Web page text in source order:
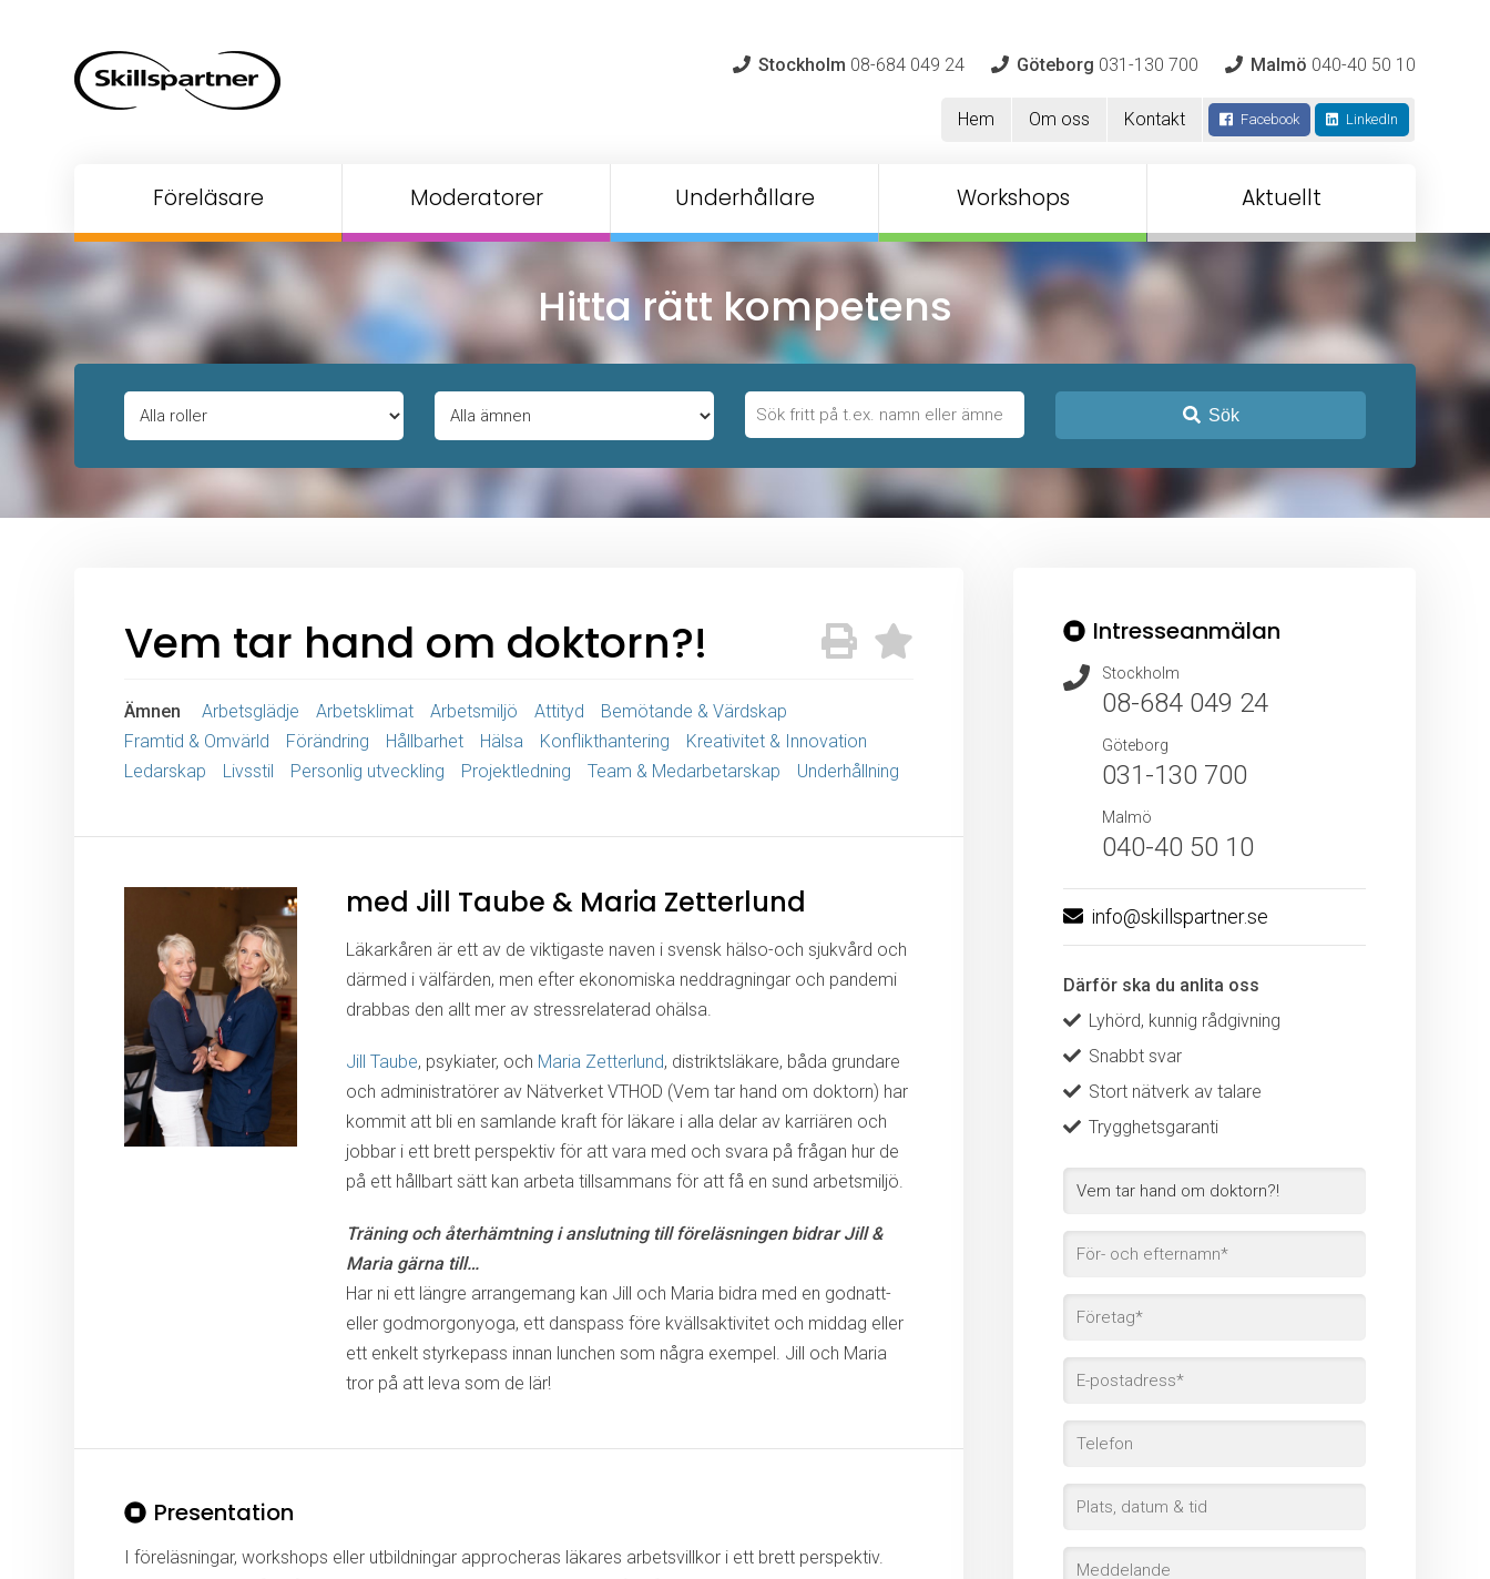
Stockholm 08-684 049 24 Göteborg 031-130 700 Malmö 040-40 50 10
Hem Om oss Kontakt Facebook LinkedIn
Föreläsare Moderatorer Underhållare Workshops Aktuellt
Hitta rätt kompetens
Sök
Vem tar hand om doktorn?!
Ämnen Arbetsglädje Arbetsklimat Arbetsmiljö Attityd
Bemötande & Värdskap
Framtid & Omvärld
Förändring Hållbarhet Hälsa Konflikthantering
Kreativitet & Innovation
Ledarskap
Livsstil Personlig utveckling Projektledning Team & Medarbetarskap Underhållning
med Jill Taube & Maria Zetterlund
Läkarkåren är ett av de viktigaste naven i svensk hälso-och sjukvård och
därmed i välfärden, men efter ekonomiska neddragningar och pandemi
drabbas den allt mer av stressrelaterad ohälsa.
Jill Taube, psykiater, och Maria Zetterlund, distriktsläkare, båda grundare
och administratörer av Nätverket VTHOD (Vem tar hand om doktorn) har
kommit att bli en samlande kraft för läkare i alla delar av karriären och
jobbar i ett brett perspektiv för att vara med och svara på frågan hur de
på ett hållbart sätt kan arbeta tillsammans för att få en sund arbetsmiljö.
Träning och återhämtning i anslutning till föreläsningen bidrar Jill &
Maria gärna till…
Har ni ett längre arrangemang kan Jill och Maria bidra med en godnatt-
eller godmorgonyoga, ett danspass före kvällsaktivitet och middag eller
ett enkelt styrkepass innan lunchen som några exempel. Jill och Maria
tror på att leva som de lär!
Presentation
I föreläsningar, workshops eller utbildningar approcheras läkares arbetsvillkor i ett brett perspektiv.
Intresseanmälan
Stockholm
08-684 049 24
Göteborg
031-130 700
Malmö
040-40 50 10
info@skillspartner.se
Därför ska du anlita oss
Lyhörd, kunnig rådgivning
Snabbt svar
Stort nätverk av talare
Trygghetsgaranti